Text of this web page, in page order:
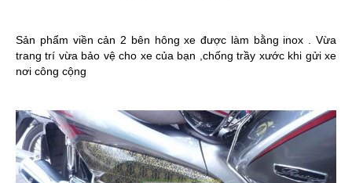
Sản phẩm viền cản 2 bên hông xe được làm bằng inox . Vừa
trang trí vừa bảo vệ cho xe của bạn ,chống trầy xước khi gửi xe
nơi công cộng